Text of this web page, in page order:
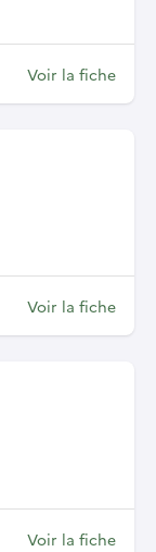
Voir la fiche
Voir la fiche
Voir la fiche